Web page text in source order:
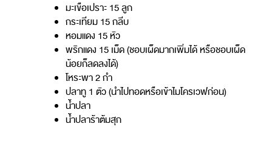
มะเขือเปราะ 15 ลูก
กระเทียม 15 กลีบ
หอมแดง 15 หัว
พริกแดง 15 เม็ด (ชอบเผ็ดมากเพิ่มได้ หรือชอบเผ็ด
น้อยก็ลดลงได้)
โหระพา 2 กำ
ปลาทู 1 ตัว (นำไปทอดหรือเข้าไมโครเวฟก่อน)
น้ำปลา
น้ำปลาร้าต้มสุก